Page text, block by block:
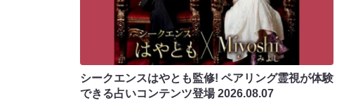
シークエンスはやとも監修! ペアリング霊視が体験
できる占いコンテンツ登場2026.08.07